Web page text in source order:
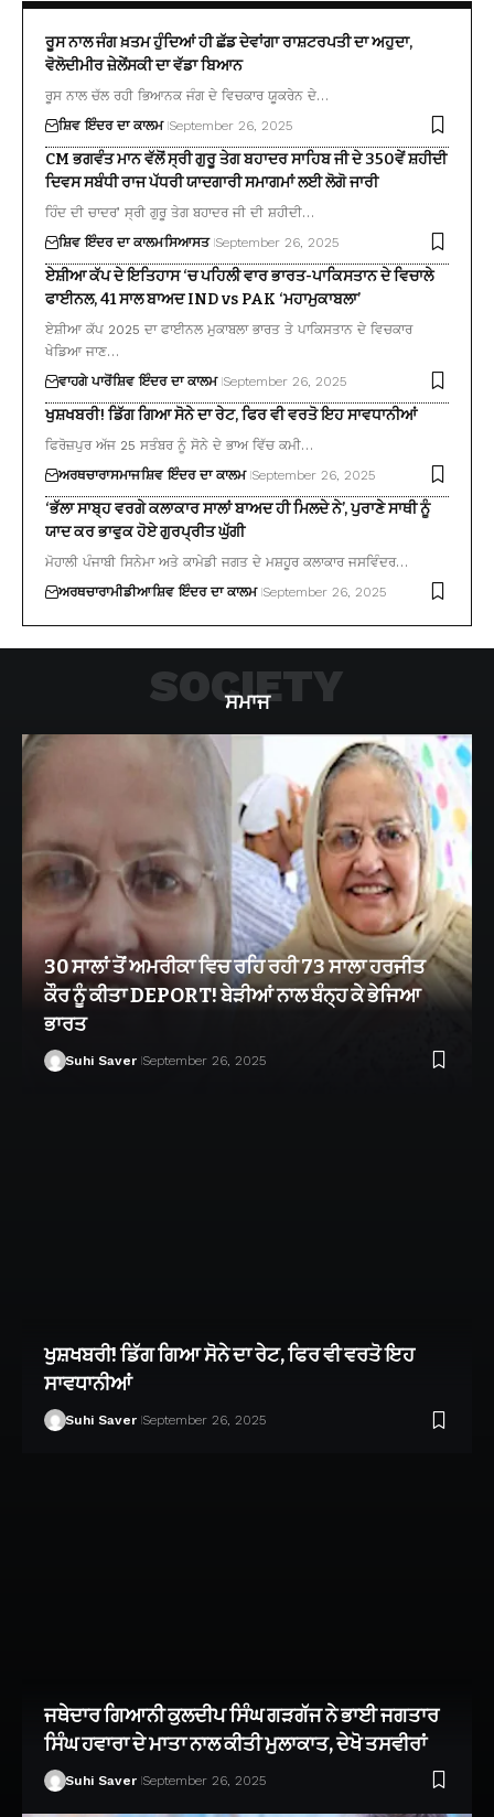
ਰੂਸ ਨਾਲ ਜੰਗ ਖ਼ਤਮ ਹੁੰਦਿਆਂ ਹੀ ਛੱਡ ਦੇਵਾਂਗਾ ਰਾਸ਼ਟਰਪਤੀ ਦਾ ਅਹੁਦਾ,
ਵੋਲੋਦੀਮੀਰ ਜ਼ੇਲੇਂਸਕੀ ਦਾ ਵੱਡਾ ਬਿਆਨ
ਰੂਸ ਨਾਲ ਚੱਲ ਰਹੀ ਭਿਆਨਕ ਜੰਗ ਦੇ ਵਿਚਕਾਰ ਯੂਕਰੇਨ ਦੇ…
ਸ਼ਿਵ ਇੰਦਰ ਦਾ ਕਾਲਮ September 26, 2025
CM ਭਗਵੰਤ ਮਾਨ ਵੱਲੋਂ ਸ੍ਰੀ ਗੁਰੂ ਤੇਗ ਬਹਾਦਰ ਸਾਹਿਬ ਜੀ ਦੇ 350ਵੇਂ ਸ਼ਹੀਦੀ
ਦਿਵਸ ਸਬੰਧੀ ਰਾਜ ਪੱਧਰੀ ਯਾਦਗਾਰੀ ਸਮਾਗਮਾਂ ਲਈ ਲੋਗੋ ਜਾਰੀ
ਹਿੰਦ ਦੀ ਚਾਦਰ’ ਸ੍ਰੀ ਗੁਰੂ ਤੇਗ ਬਹਾਦਰ ਜੀ ਦੀ ਸ਼ਹੀਦੀ…
ਸ਼ਿਵ ਇੰਦਰ ਦਾ ਕਾਲਮਸਿਆਸਤ September 26, 2025
ਏਸ਼ੀਆ ਕੱਪ ਦੇ ਇਤਿਹਾਸ ‘ਚ ਪਹਿਲੀ ਵਾਰ ਭਾਰਤ-ਪਾਕਿਸਤਾਨ ਦੇ ਵਿਚਾਲੇ
ਫਾਈਨਲ, 41 ਸਾਲ ਬਾਅਦ IND vs PAK ‘ਮਹਾਮੁਕਾਬਲਾ’
ਏਸ਼ੀਆ ਕੱਪ 2025 ਦਾ ਫਾਈਨਲ ਮੁਕਾਬਲਾ ਭਾਰਤ ਤੇ ਪਾਕਿਸਤਾਨ ਦੇ ਵਿਚਕਾਰ
ਖੇਡਿਆ ਜਾਣ…
ਵਾਹਗੇ ਪਾਰੋਂਸ਼ਿਵ ਇੰਦਰ ਦਾ ਕਾਲਮ September 26, 2025
ਖੁਸ਼ਖਬਰੀ! ਡਿੱਗ ਗਿਆ ਸੋਨੇ ਦਾ ਰੇਟ, ਫਿਰ ਵੀ ਵਰਤੋ ਇਹ ਸਾਵਧਾਨੀਆਂ
ਫਿਰੋਜ਼ਪੁਰ ਅੱਜ 25 ਸਤੰਬਰ ਨੂੰ ਸੋਨੇ ਦੇ ਭਾਅ ਵਿੱਚ ਕਮੀ…
ਅਰਥਚਾਰਾਸਮਾਜਸ਼ਿਵ ਇੰਦਰ ਦਾ ਕਾਲਮ September 26, 2025
‘ਭੱਲਾ ਸਾਬ੍ਹ ਵਰਗੇ ਕਲਾਕਾਰ ਸਾਲਾਂ ਬਾਅਦ ਹੀ ਮਿਲਦੇ ਨੇ’, ਪੁਰਾਣੇ ਸਾਥੀ ਨੂੰ
ਯਾਦ ਕਰ ਭਾਵੁਕ ਹੋਏ ਗੁਰਪ੍ਰੀਤ ਘੁੱਗੀ
ਮੋਹਾਲੀ ਪੰਜਾਬੀ ਸਿਨੇਮਾ ਅਤੇ ਕਾਮੇਡੀ ਜਗਤ ਦੇ ਮਸ਼ਹੂਰ ਕਲਾਕਾਰ ਜਸਵਿੰਦਰ…
ਅਰਥਚਾਰਾਮੀਡੀਆਸ਼ਿਵ ਇੰਦਰ ਦਾ ਕਾਲਮ September 26, 2025
ਸਮਾਜ
SOCIETY
30 ਸਾਲਾਂ ਤੋਂ ਅਮਰੀਕਾ ਵਿਚ ਰਹਿ ਰਹੀ 73 ਸਾਲਾ ਹਰਜੀਤ
ਕੌਰ ਨੂੰ ਕੀਤਾ DEPORT! ਬੇੜੀਆਂ ਨਾਲ ਬੰਨ੍ਹ ਕੇ ਭੇਜਿਆ
ਭਾਰਤ
Suhi Saver September 26, 2025
ਖੁਸ਼ਖਬਰੀ! ਡਿੱਗ ਗਿਆ ਸੋਨੇ ਦਾ ਰੇਟ, ਫਿਰ ਵੀ ਵਰਤੋ ਇਹ
ਸਾਵਧਾਨੀਆਂ
Suhi Saver September 26, 2025
ਜਥੇਦਾਰ ਗਿਆਨੀ ਕੁਲਦੀਪ ਸਿੰਘ ਗੜਗੱਜ ਨੇ ਭਾਈ ਜਗਤਾਰ
ਸਿੰਘ ਹਵਾਰਾ ਦੇ ਮਾਤਾ ਨਾਲ ਕੀਤੀ ਮੁਲਾਕਾਤ, ਦੇਖੋ ਤਸਵੀਰਾਂ
Suhi Saver September 26, 2025